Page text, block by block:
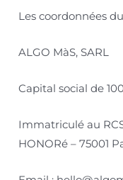
Les coordonnées
ALGO MàS, SARL
Capital social de
Immatriculé au
HONORé – 75001